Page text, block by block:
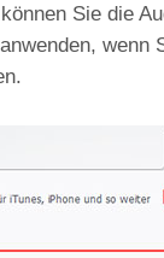
Sie die